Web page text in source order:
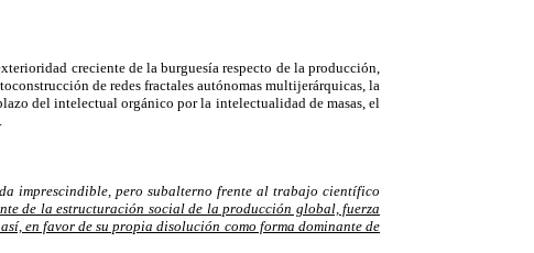
creciente de la burguesía respecto de la producción,
de redes fractales autónomas multijerárquicas, la
del intelectual orgánico por la intelectualidad de masas, el
imprescindible, pero subalterno frente al trabajo científico
de la estructuración social de la producción global, fuerza
en favor de su propia disolución como forma dominante de